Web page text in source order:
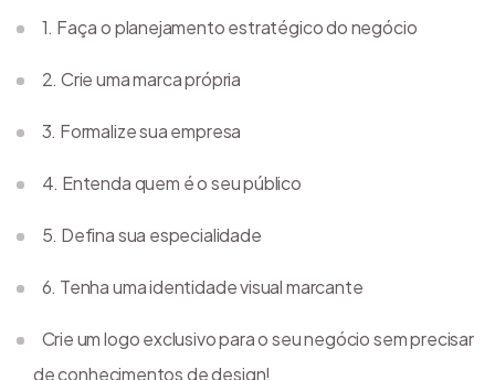
1. Faça o planejamento estratégico do negócio
2. Crie uma marca própria
3. Formalize sua empresa
4. Entenda quem é o seu público
5. Defina sua especialidade
6. Tenha uma identidade visual marcante
Crie um logo exclusivo para o seu negócio sem precisar
de conhecimentos de design!